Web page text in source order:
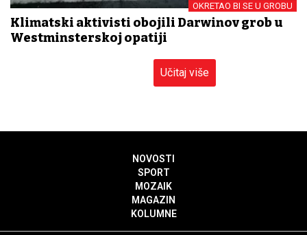
OKRETAO BI SE U GROBU
Klimatski aktivisti obojili Darwinov grob u
Westminsterskoj opatiji
Učitaj više
NOVOSTI
SPORT
MOZAIK
MAGAZIN
KOLUMNE